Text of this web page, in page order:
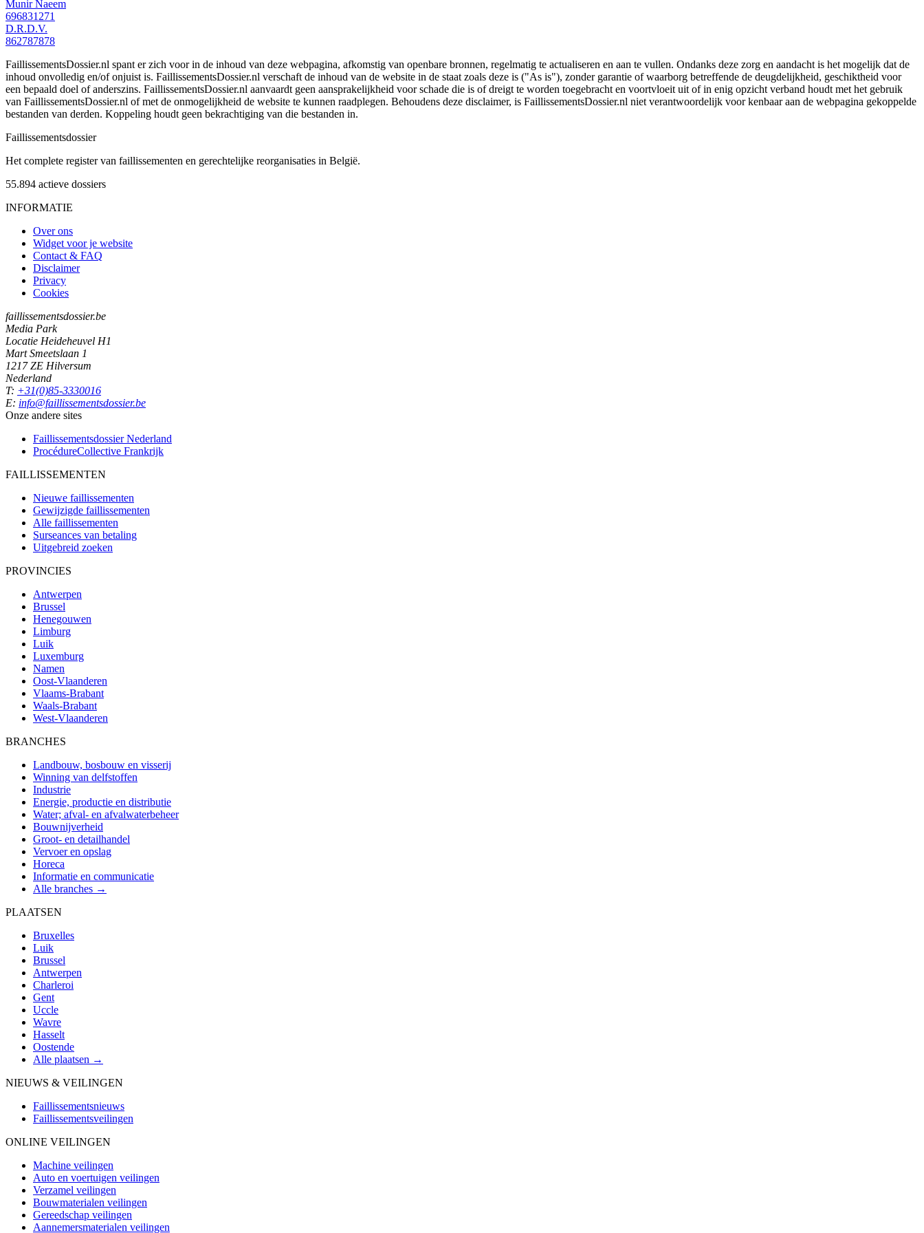
Munir Naeem
696831271
D.R.D.V.
862787878
FaillissementsDossier.nl spant er zich voor in de inhoud van deze webpagina, afkomstig van openbare bronnen, regelmatig te actualiseren en aan te vullen. Ondanks deze zorg en aandacht is het mogelijk dat de
inhoud onvolledig en/of onjuist is. FaillissementsDossier.nl verschaft de inhoud van de website in de staat zoals deze is ("As is"), zonder garantie of waarborg betreffende de deugdelijkheid, geschiktheid voor
een bepaald doel of anderszins. FaillissementsDossier.nl aanvaardt geen aansprakelijkheid voor schade die is of dreigt te worden toegebracht en voortvloeit uit of in enig opzicht verband houdt met het gebruik
van FaillissementsDossier.nl of met de onmogelijkheid de website te kunnen raadplegen. Behoudens deze disclaimer, is FaillissementsDossier.nl niet verantwoordelijk voor kenbaar aan de webpagina gekoppelde
bestanden van derden. Koppeling houdt geen bekrachtiging van die bestanden in.
Faillissementsdossier
Het complete register van faillissementen en gerechtelijke reorganisaties in België.
55.894 actieve dossiers
INFORMATIE
Over ons
Widget voor je website
Contact & FAQ
Disclaimer
Privacy
Cookies
faillissementsdossier.be
Media Park
Locatie Heideheuvel H1
Mart Smeetslaan 1
1217 ZE Hilversum
Nederland
T: +31(0)85-3330016
E: info@faillissementsdossier.be
Onze andere sites
Faillissementsdossier Nederland
ProcédureCollective Frankrijk
FAILLISSEMENTEN
Nieuwe faillissementen
Gewijzigde faillissementen
Alle faillissementen
Surseances van betaling
Uitgebreid zoeken
PROVINCIES
Antwerpen
Brussel
Henegouwen
Limburg
Luik
Luxemburg
Namen
Oost-Vlaanderen
Vlaams-Brabant
Waals-Brabant
West-Vlaanderen
BRANCHES
Landbouw, bosbouw en visserij
Winning van delfstoffen
Industrie
Energie, productie en distributie
Water; afval- en afvalwaterbeheer
Bouwnijverheid
Groot- en detailhandel
Vervoer en opslag
Horeca
Informatie en communicatie
Alle branches →
PLAATSEN
Bruxelles
Luik
Brussel
Antwerpen
Charleroi
Gent
Uccle
Wavre
Hasselt
Oostende
Alle plaatsen →
NIEUWS & VEILINGEN
Faillissementsnieuws
Faillissementsveilingen
ONLINE VEILINGEN
Machine veilingen
Auto en voertuigen veilingen
Verzamel veilingen
Bouwmaterialen veilingen
Gereedschap veilingen
Aannemersmaterialen veilingen